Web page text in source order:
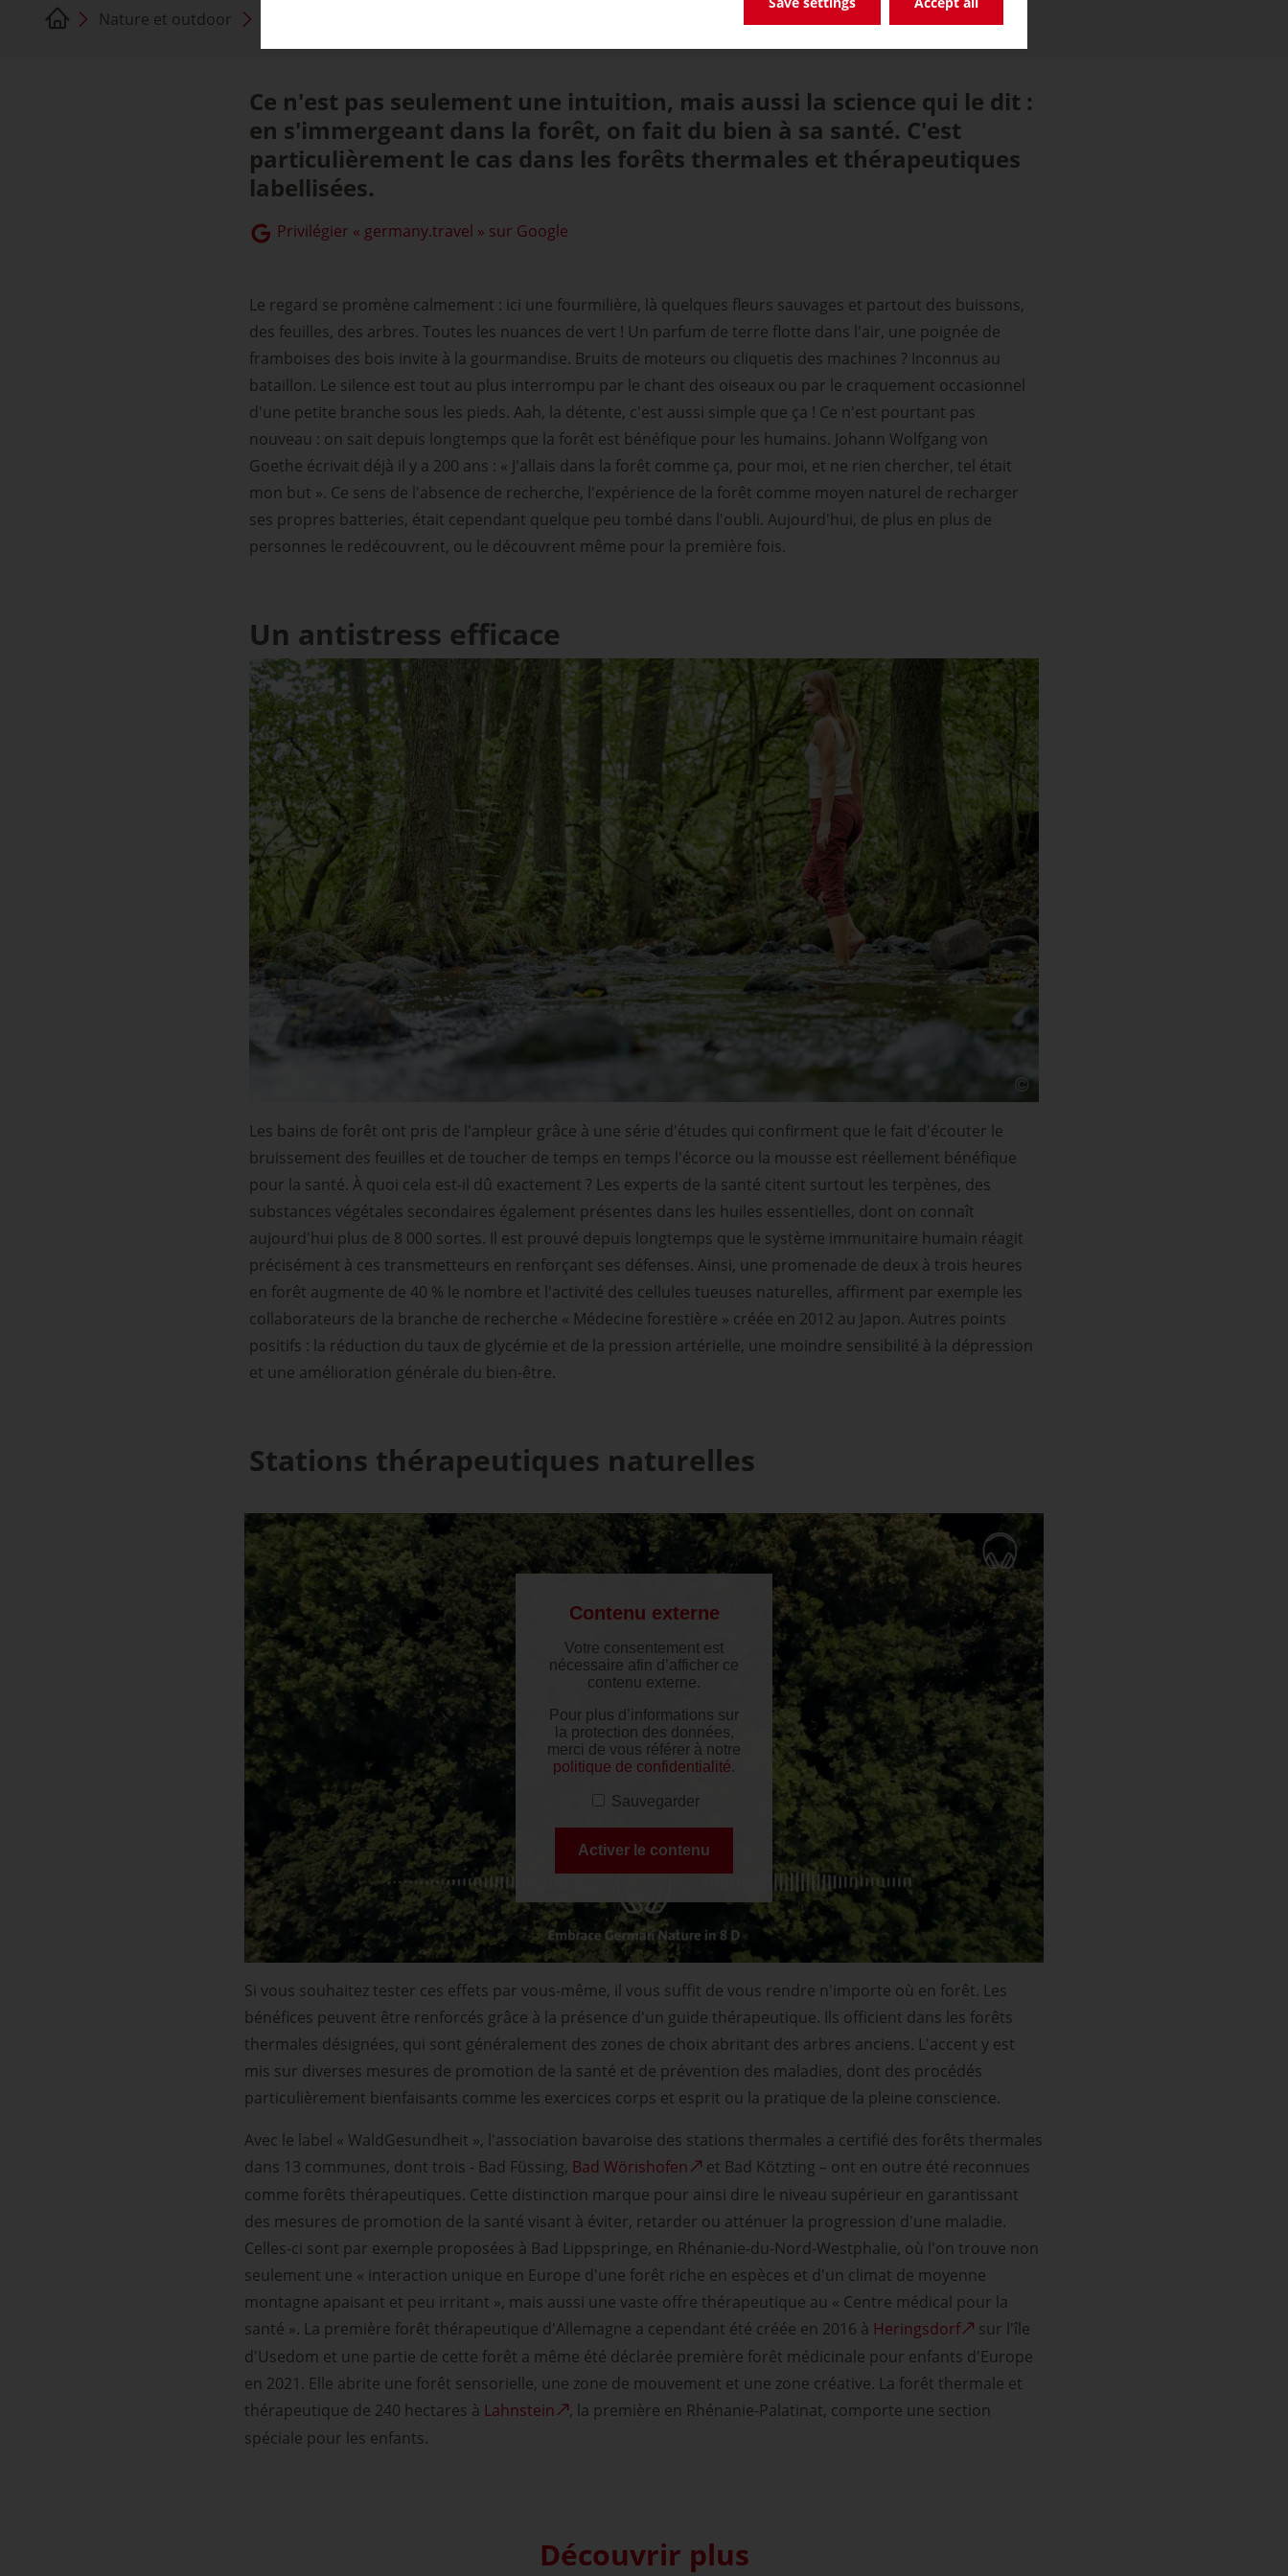
Nature et outdoor
Ce n'est pas seulement une intuition, mais aussi la science qui le dit :
en s'immergeant dans la forêt, on fait du bien à sa santé. C'est
particulièrement le cas dans les forêts thermales et thérapeutiques
labellisées.
Privilégier « germany.travel » sur Google
Le regard se promène calmement : ici une fourmilière, là quelques fleurs sauvages et partout des buissons,
des feuilles, des arbres. Toutes les nuances de vert ! Un parfum de terre flotte dans l'air, une poignée de
framboises des bois invite à la gourmandise. Bruits de moteurs ou cliquetis des machines ? Inconnus au
bataillon. Le silence est tout au plus interrompu par le chant des oiseaux ou par le craquement occasionnel
d'une petite branche sous les pieds. Aah, la détente, c'est aussi simple que ça ! Ce n'est pourtant pas
nouveau : on sait depuis longtemps que la forêt est bénéfique pour les humains. Johann Wolfgang von
Goethe écrivait déjà il y a 200 ans : « J'allais dans la forêt comme ça, pour moi, et ne rien chercher, tel était
mon but ». Ce sens de l'absence de recherche, l'expérience de la forêt comme moyen naturel de recharger
ses propres batteries, était cependant quelque peu tombé dans l'oubli. Aujourd'hui, de plus en plus de
personnes le redécouvrent, ou le découvrent même pour la première fois.
Un antistress efficace
Les bains de forêt ont pris de l'ampleur grâce à une série d'études qui confirment que le fait d'écouter le
bruissement des feuilles et de toucher de temps en temps l'écorce ou la mousse est réellement bénéfique
pour la santé. À quoi cela est-il dû exactement ? Les experts de la santé citent surtout les terpènes, des
substances végétales secondaires également présentes dans les huiles essentielles, dont on connaît
aujourd'hui plus de 8 000 sortes. Il est prouvé depuis longtemps que le système immunitaire humain réagit
précisément à ces transmetteurs en renforçant ses défenses. Ainsi, une promenade de deux à trois heures
en forêt augmente de 40 % le nombre et l'activité des cellules tueuses naturelles, affirment par exemple les
collaborateurs de la branche de recherche « Médecine forestière » créée en 2012 au Japon. Autres points
positifs : la réduction du taux de glycémie et de la pression artérielle, une moindre sensibilité à la dépression
et une amélioration générale du bien-être.
Stations thérapeutiques naturelles
Si vous souhaitez tester ces effets par vous-même, il vous suffit de vous rendre n'importe où en forêt. Les
bénéfices peuvent être renforcés grâce à la présence d'un guide thérapeutique. Ils officient dans les forêts
thermales désignées, qui sont généralement des zones de choix abritant des arbres anciens. L'accent y est
mis sur diverses mesures de promotion de la santé et de prévention des maladies, dont des procédés
particulièrement bienfaisants comme les exercices corps et esprit ou la pratique de la pleine conscience.
Avec le label « WaldGesundheit », l'association bavaroise des stations thermales a certifié des forêts thermales
dans 13 communes, dont trois - Bad Füssing, Bad Wörishofen
et Bad Kötzting – ont en outre été reconnues
comme forêts thérapeutiques. Cette distinction marque pour ainsi dire le niveau supérieur en garantissant
des mesures de promotion de la santé visant à éviter, retarder ou atténuer la progression d'une maladie.
Celles-ci sont par exemple proposées à Bad Lippspringe, en Rhénanie-du-Nord-Westphalie, où l'on trouve non
seulement une « interaction unique en Europe d'une forêt riche en espèces et d'un climat de moyenne
montagne apaisant et peu irritant », mais aussi une vaste offre thérapeutique au « Centre médical pour la
santé ». La première forêt thérapeutique d'Allemagne a cependant été créée en 2016 à Heringsdorf
sur l'île
d'Usedom et une partie de cette forêt a même été déclarée première forêt médicinale pour enfants d'Europe
en 2021. Elle abrite une forêt sensorielle, une zone de mouvement et une zone créative. La forêt thermale et
thérapeutique de 240 hectares à Lahnstein
, la première en Rhénanie-Palatinat, comporte une section
spéciale pour les enfants.
Découvrir plus